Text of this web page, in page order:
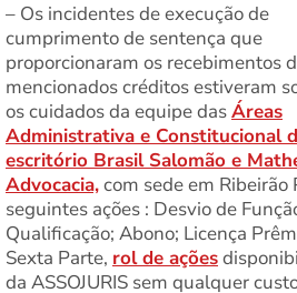
– Os incidentes de execução de
cumprimento de sentença que
proporcionaram os recebimentos
mencionados créditos estiveram
os cuidados da equipe dasÁreas
Administrativa e Constitucional
escritório Brasil Salomão e
Advocacia,com sede em
seguintes ações : Desvio de
Qualificação; Abono; Licença
Sexta Parte, rol de ações
da ASSOJURIS sem qualquer